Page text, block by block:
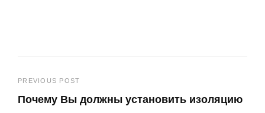
Навигация
по
PREVIOUS POST
Почему Вы должны установить изоляцию